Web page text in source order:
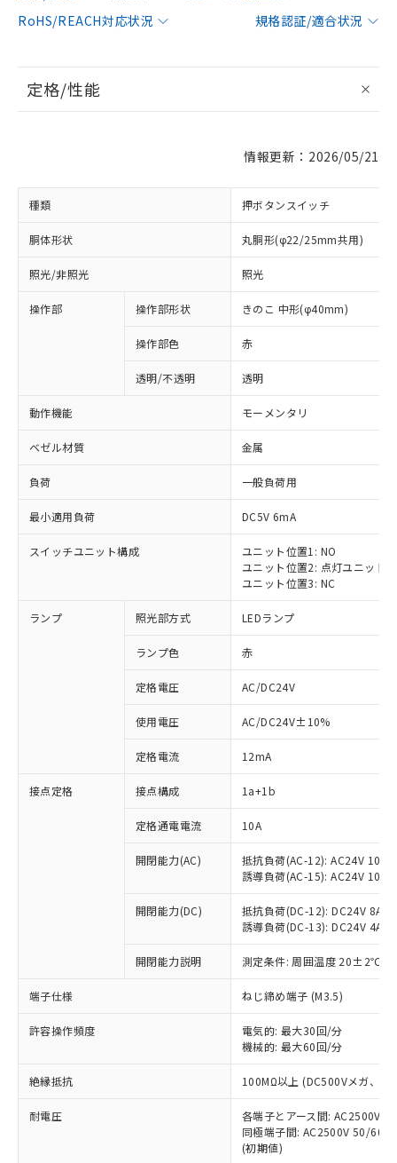
RoHS/REACH対応状況
規格認証/適合状況
定格/性能
情報更新：2026/05/21
種類 押ボタンスイッチ
胴体形状 丸胴形(φ22/25mm共用)
照光/非照光 照光
操作部 操作部形状 きのこ 中形(φ40mm)
操作部色 赤
透明/不透明 透明
動作機能 モーメンタリ
ベゼル材質 金属
負荷 一般負荷用
最小適用負荷 DC5V 6mA
スイッチユニット構成
ユニット位置1: NO
ユニット位置2: 点灯ユニット
ユニット位置3: NC
ランプ 照光部方式 LEDランプ
ランプ色 赤
定格電圧 AC/DC24V
使用電圧 AC/DC24V±10%
定格電流 12mA
接点定格 接点構成 1a+1b
定格通電電流 10A
開閉能力(AC)
抵抗負荷(AC-12): AC24V 10A/
誘導負荷(AC-15): AC24V
開閉能力(DC)
抵抗負荷(DC-12): DC24V 8A/
誘導負荷(DC-13): DC24V 4A/
開閉能力説明 測定条件: 周囲温度 20±2℃、
端子仕様 ねじ締め端子 (M3.5)
許容操作頻度
電気的: 最大30回/分
機械的: 最大60回/分
絶縁抵抗 100MΩ以上 (DC500Vメガ、点
耐電圧
各端子とアース間: AC2500V
同極端子間: AC2500V 50/
(初期値)
ご利用条件
ご利用ください。
本サービスは、当社制御機器事業取扱
商品の当社在庫状況および標準価格
(税抜)を提供させていただくもので
当社制御機器事業取扱商品の中には、
本サービスの対象外となる商品もある
ことをご了承ください。
在庫状況および標準価格照会結果は、
対応済み：EU RoHS指令（10物質）の
非含有に対応した製品が提供可能な商品で
対応予定：EU RoHS指令（10物質）の非含
有に対応した製品に切り替える予定のある
対応予定なし：EU RoHS指令（10物質）の
非含有に非対応の商品で、対応品を出す予
定はありません。
調査・確認中：EU RoHS指令（10物質）の
非含有の対応状況を調査中または確認中の
害物質有無と関係のない商品です。
仕入先様の事情により、非含有部品として
いたものが、含有品と判明した場合などや
むを得ず変更することがあります。
※1 中国RoHS○×表
「○」：最大均質材料含有率が中国RoHSの
基準値以下であることを示します。
「×」：最大均質材料含有率が中国RoHSの
基準値を超えていることを示します。
「－」：未確認です。当社販売部門へお問
当社は、これら貴社製品のうち、外国
為替および外国貿易法に定める商品